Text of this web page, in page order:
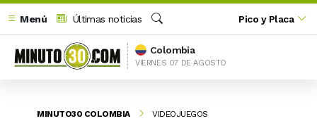
Menú
Últimas noticias
Buscar
Pico y Placa
Colombia
VIERNES 07 DE AGOSTO
MINUTO30 COLOMBIA VIDEOJUEGOS